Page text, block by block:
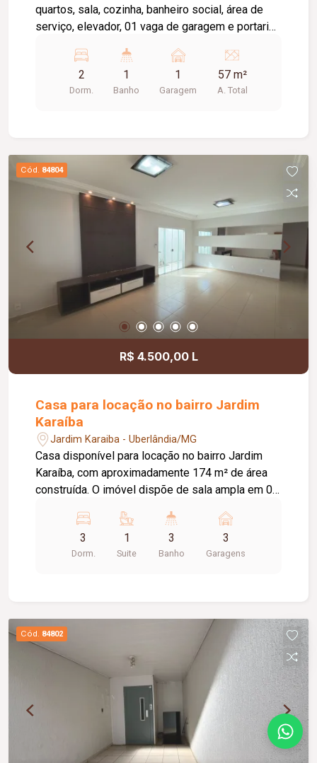
quartos, sala, cozinha, banheiro social, área de
serviço, elevador, 01 vaga de garagem e portaria
piscina e salão de festas, proporcionando mais
conforto e lazer para os moradores. A taxa de
condomínio está inclusa no valor do aluguel.
2
Dorm.
1
Banho
1
Garagem
57 m²
A. Total
Cód. 84804
R$ 4.500,00 L
Casa para locação no bairro Jardim
Karaíba
Jardim Karaiba - Uberlândia/MG
Casa disponível para locação no bairro Jardim
Karaíba, com aproximadamente 174 m² de área
construída. O imóvel dispõe de sala ampla em 02
01 suíte, banheiro social com armário, cozinha
americana planejada com armários, fogão
cooktop novo e forno, área de serviço e edícula
portão eletrônico e excelente distribuição dos
ambientes, proporcionando conforto e
praticidade.
3
Dorm.
1
Suite
3
Banho
3
Garagens
Cód. 84802